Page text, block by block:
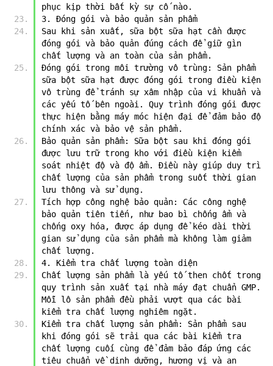
phục kịp thời bất kỳ sự cố nào.
3. Đóng gói và bảo quản sản phẩm
Sau khi sản xuất, sữa bột sữa hạt cần được
đóng gói và bảo quản đúng cách để giữ gìn
chất lượng và an toàn của sản phẩm.
Đóng gói trong môi trường vô trùng: Sản phẩm
sữa bột sữa hạt được đóng gói trong điều kiện
vô trùng để tránh sự xâm nhập của vi khuẩn và
các yếu tố bên ngoài. Quy trình đóng gói được
thực hiện bằng máy móc hiện đại để đảm bảo độ
chính xác và bảo vệ sản phẩm.
Bảo quản sản phẩm: Sữa bột sau khi đóng gói
được lưu trữ trong kho với điều kiện kiểm
soát nhiệt độ và độ ẩm. Điều này giúp duy trì
chất lượng của sản phẩm trong suốt thời gian
lưu thông và sử dụng.
Tích hợp công nghệ bảo quản: Các công nghệ
bảo quản tiên tiến, như bao bì chống ẩm và
chống oxy hóa, được áp dụng để kéo dài thời
gian sử dụng của sản phẩm mà không làm giảm
chất lượng.
4. Kiểm tra chất lượng toàn diện
Chất lượng sản phẩm là yếu tố then chốt trong
quy trình sản xuất tại nhà máy đạt chuẩn GMP.
Mỗi lô sản phẩm đều phải vượt qua các bài
kiểm tra chất lượng nghiêm ngặt.
Kiểm tra chất lượng sản phẩm: Sản phẩm sau
khi đóng gói sẽ trải qua các bài kiểm tra
chất lượng cuối cùng để đảm bảo đáp ứng các
tiêu chuẩn về dinh dưỡng, hương vị và an